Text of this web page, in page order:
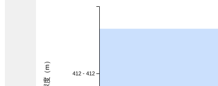
412 - 412
深度（m）